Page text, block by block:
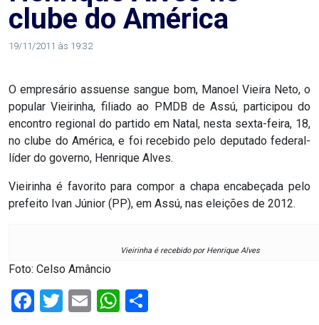
ANIVERSARIANTE
PARLAMENTAR
ARTIGO
ASSEMBLEIA
DO
ASSEMBLEIA
E
VOCÊ
clube do América
19/11/2011 às 19:32
O empresário assuense sangue bom, Manoel Vieira Neto, o
popular Vieirinha, filiado ao PMDB de Assú, participou do
encontro regional do partido em Natal, nesta sexta-feira, 18,
no clube do América, e foi recebido pelo deputado federal-
líder do governo, Henrique Alves.
Vieirinha é favorito para compor a chapa encabeçada pelo
prefeito Ivan Júnior (PP), em Assú, nas eleições de 2012.
Vieirinha é recebido por Henrique Alves
Foto: Celso Amâncio
Facebook
Twitter
EmailWhatsApp